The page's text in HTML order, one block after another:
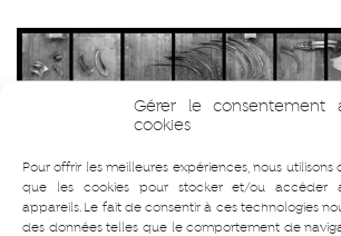
Gérer le consentement
cookies
Pour offrir les meilleures expériences, nous
que les cookies pour stocker et/ou accéder
appareils. Le fait de consentir à ces technologies
des données telles que le comportement de
Héritage de la lagune,